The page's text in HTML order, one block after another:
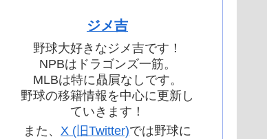
ジメ吉
野球大好きなジメ吉です！
NPBはドラゴンズ一筋。
MLBは特に贔屓なしです。
野球の移籍情報を中心に更新し
ていきます！
また、 X (旧Twitter)では野球に